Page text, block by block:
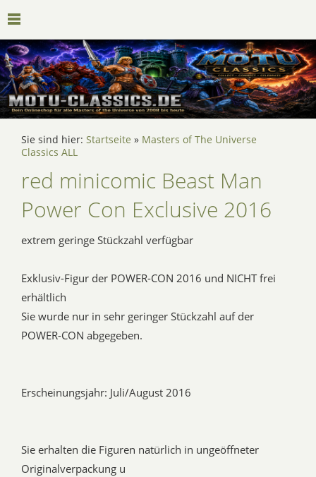
Sie sind hier: Startseite » Masters of The Universe
Classics ALL
red minicomic Beast Man
Power Con Exclusive 2016
extrem geringe Stückzahl verfügbar
Exklusiv-Figur der POWER-CON 2016 und NICHT frei
erhältlich
Sie wurde nur in sehr geringer Stückzahl auf der
POWER-CON abgegeben.
Erscheinungsjahr: Juli/August 2016
Sie erhalten die Figuren natürlich in ungeöffneter
Originalverpackung u